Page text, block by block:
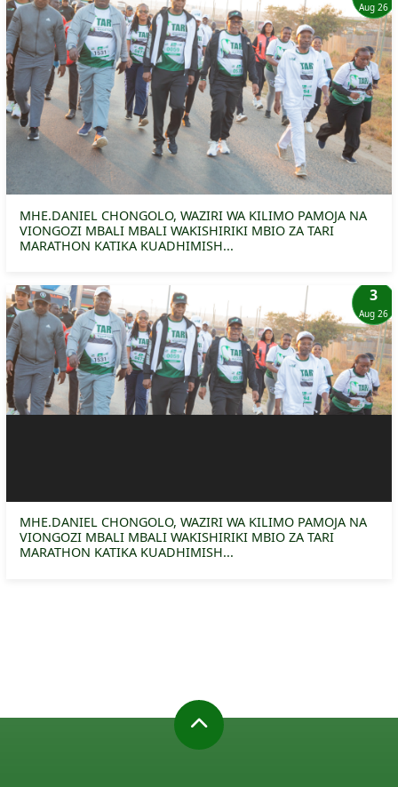
Aug 26
MHE.DANIEL CHONGOLO, WAZIRI WA KILIMO PAMOJA NA
VIONGOZI MBALI MBALI WAKISHIRIKI MBIO ZA TARI
MARATHON KATIKA KUADHIMISH...
3
Aug 26
MHE.DANIEL CHONGOLO, WAZIRI WA KILIMO PAMOJA NA
VIONGOZI MBALI MBALI WAKISHIRIKI MBIO ZA TARI
MARATHON KATIKA KUADHIMISH...